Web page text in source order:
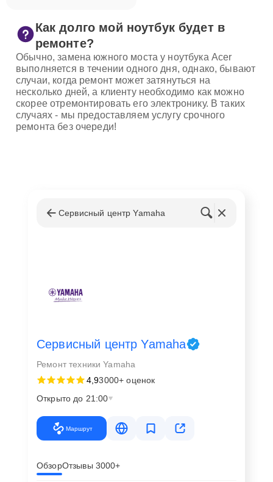
Как долго мой ноутбук будет в
ремонте?
Обычно, замена южного моста у ноутбука Acer
выполняется в течении одного дня, однако, бывают
случаи, когда ремонт может затянуться на
несколько дней, а клиенту необходимо как можно
скорее отремонтировать его электронику. В таких
случаях - мы предоставляем услугу срочного
ремонта без очереди!
Сервисный центр Yamaha
Сервисный центр Yamaha
Ремонт техники Yamaha
4,93000+ оценок
Открыто до 21:00
Маршрут
ОбзорОтзывы 3000+